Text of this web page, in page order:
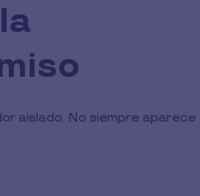
aislado. No siempre aparece